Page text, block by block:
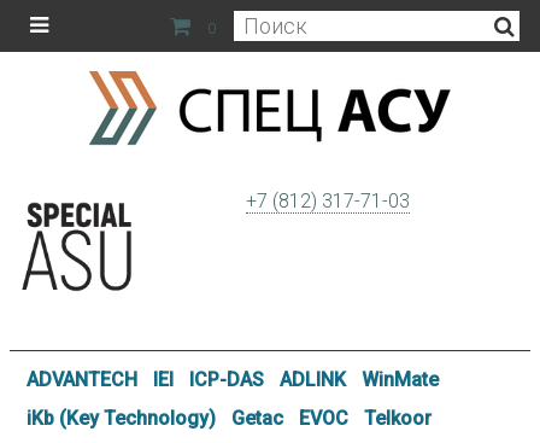
0
+7 (812) 317-71-03
ADVANTECH IEI ICP-DAS ADLINK
WinMate
iKb (Key Technology)
Getac EVOC
Telkoor